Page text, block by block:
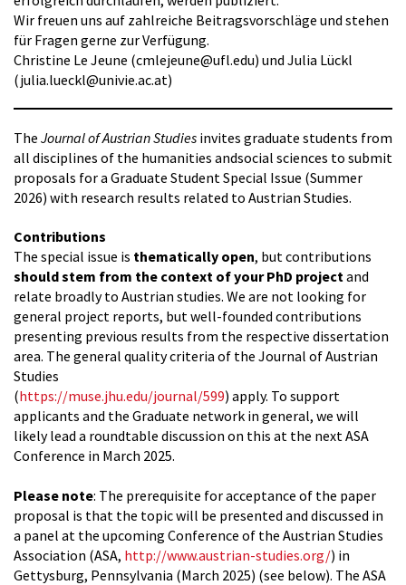
Wir freuen uns auf zahlreiche Beitragsvorschläge und stehen
für Fragen gerne zur Verfügung.
Christine Le Jeune (cmlejeune@ufl.edu) und Julia Lückl
(julia.lueckl@univie.ac.at)
The Journal of Austrian Studies invites graduate students from
all disciplines of the humanities andsocial sciences to submit
proposals for a Graduate Student Special Issue (Summer
2026) with research results related to Austrian Studies.
Contributions
The special issue is thematically open, but contributions
should stem from the context of your PhD projectand
relate broadly to Austrian studies. We are not looking for
general project reports, but well-founded contributions
presenting previous results from the respective dissertation
area. The general quality criteria of the Journal of Austrian
Studies
(https://muse.jhu.edu/journal/599) apply. To support
applicants and the Graduate network in general, we will
likely lead a roundtable discussion on this at the next ASA
Conference in March 2025.
Please note: The prerequisite for acceptance of the paper
proposal is that the topic will be presented and discussed in
a panel at the upcoming Conference of the Austrian Studies
Association (ASA, http://www.austrian-studies.org/) in
Gettysburg, Pennsylvania (March 2025) (see below). The ASA